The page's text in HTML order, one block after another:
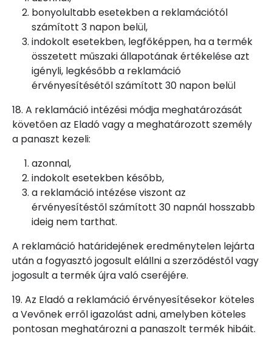
bonyolultabb esetekben a reklamációtól
számított 3 napon belül,
indokolt esetekben, legfőképpen, ha a termék
összetett műszaki állapotának értékelése azt
igényli, legkésőbb a reklamáció
érvényesítésétől számított 30 napon belül
18. A reklamáció intézési módja meghatározását
követően az Eladó vagy a meghatározott személy
a panaszt kezeli:
azonnal,
indokolt esetekben később,
a reklamáció intézése viszont az
érvényesítéstől számított 30 napnál hosszabb
ideig nem tarthat.
A reklamáció határidejének eredménytelen lejárta
után a fogyasztó jogosult elállni a szerződéstől vagy
jogosult a termék újra való cseréjére.
19. Az Eladó a reklamáció érvényesítésekor köteles
a Vevőnek erről igazolást adni, amelyben köteles
pontosan meghatározni a panaszolt termék hibáit.